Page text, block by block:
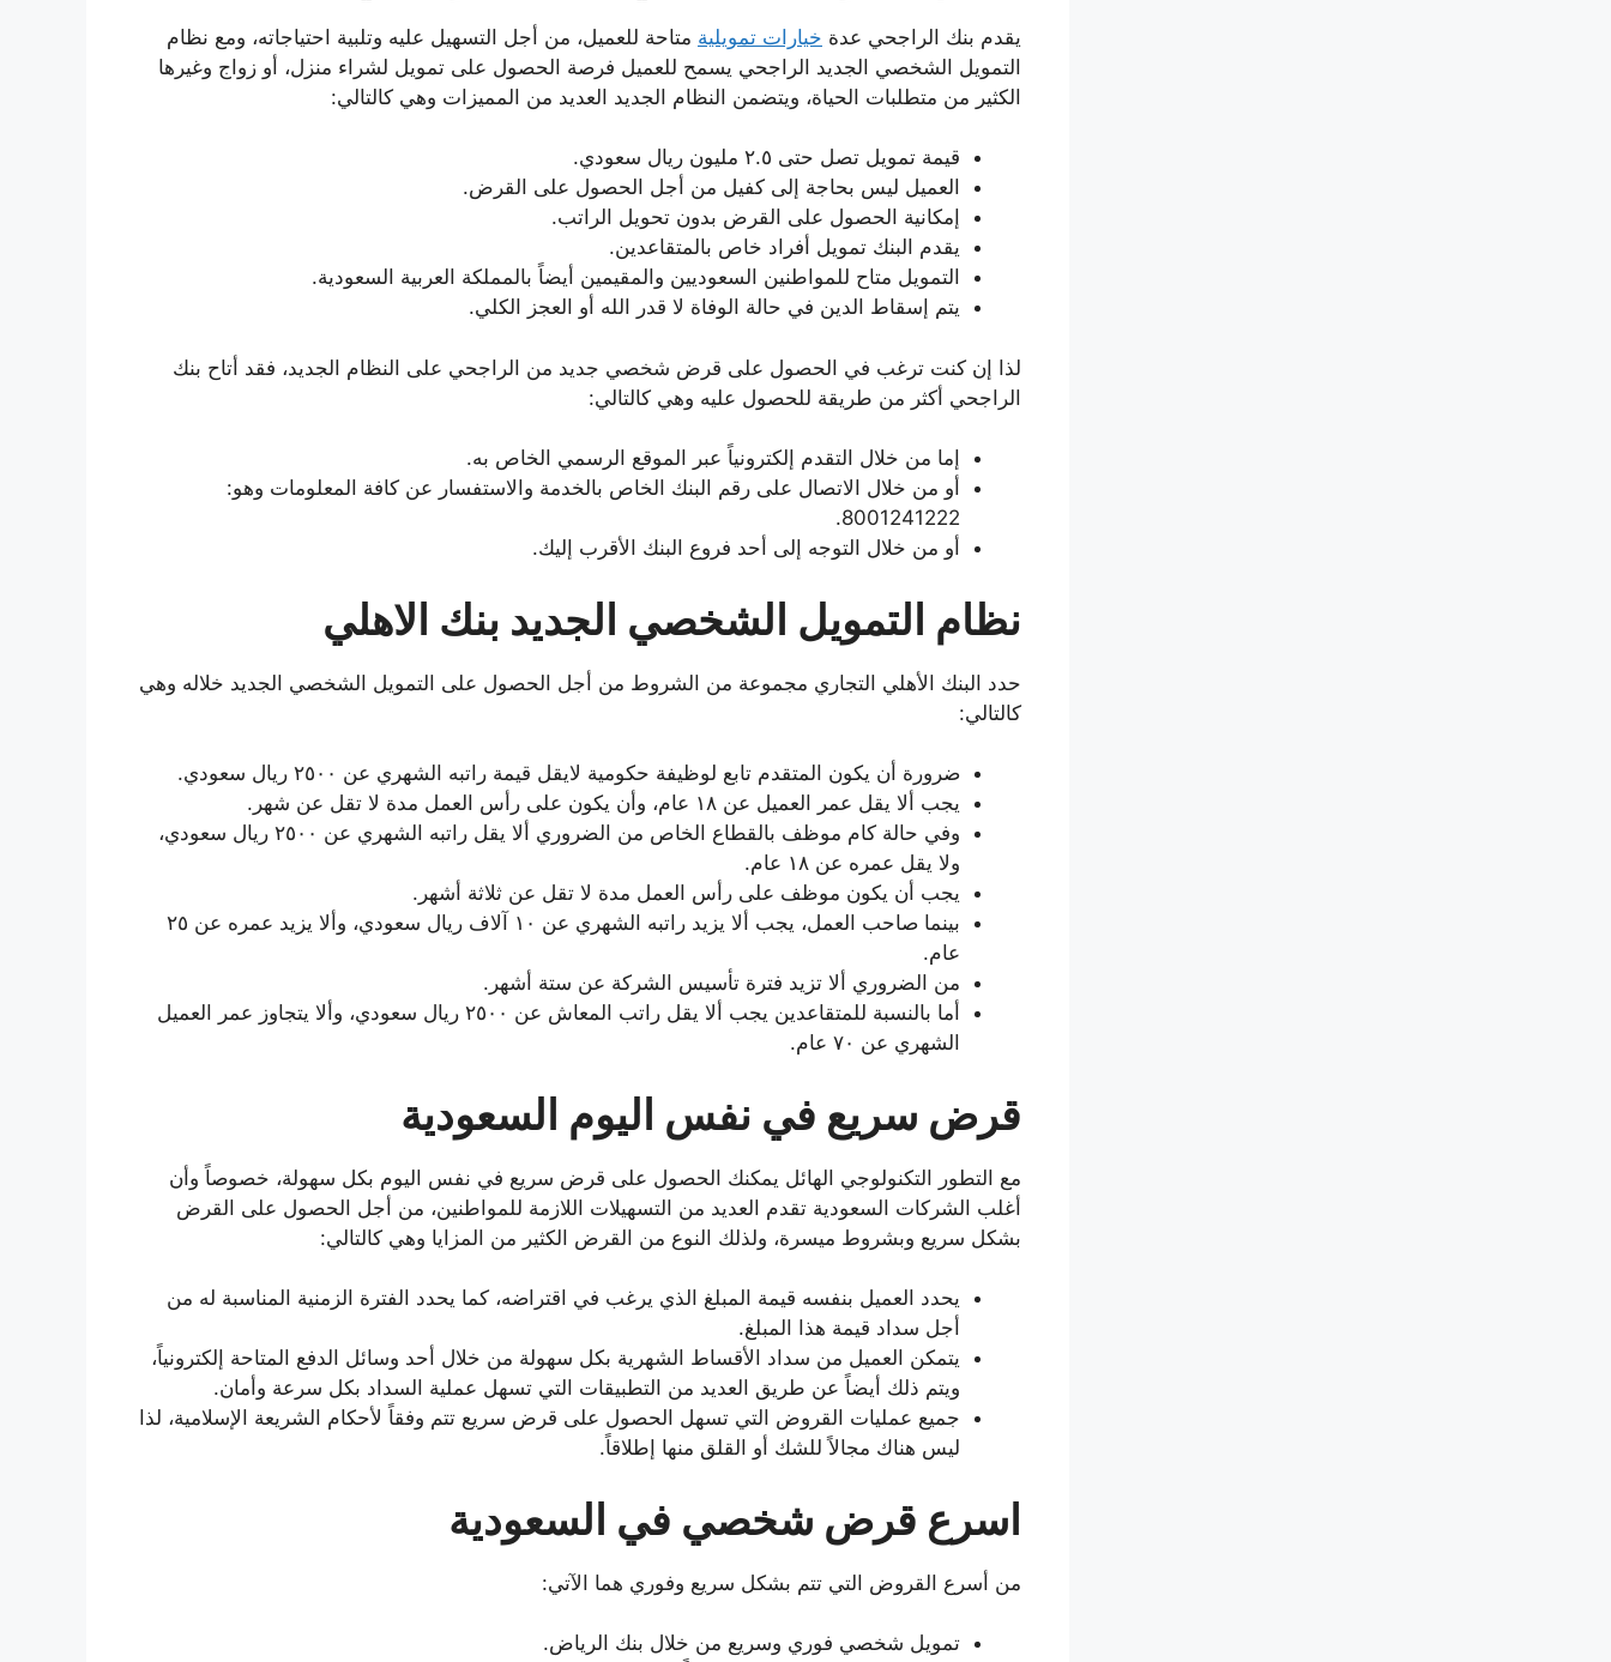
يقدم بنك الراجحي عدة خيارات تمويلية متاحة للعميل، من أجل التسهيل عليه وتلبية احتياجاته، ومع نظام
التمويل الشخصي الجديد الراجحي يسمح للعميل فرصة الحصول على تمويل لشراء منزل، أو زواج وغيرها
الكثير من متطلبات الحياة، ويتضمن النظام الجديد العديد من المميزات وهي كالتالي:
قيمة تمويل تصل حتى ٢.٥ مليون ريال سعودي.
العميل ليس بحاجة إلى كفيل من أجل الحصول على القرض.
إمكانية الحصول على القرض بدون تحويل الراتب.
يقدم البنك تمويل أفراد خاص بالمتقاعدين.
التمويل متاح للمواطنين السعوديين والمقيمين أيضاً بالمملكة العربية السعودية.
يتم إسقاط الدين في حالة الوفاة لا قدر الله أو العجز الكلي.
لذا إن كنت ترغب في الحصول على قرض شخصي جديد من الراجحي على النظام الجديد، فقد أتاح بنك
الراجحي أكثر من طريقة للحصول عليه وهي كالتالي:
إما من خلال التقدم إلكترونياً عبر الموقع الرسمي الخاص به.
أو من خلال الاتصال على رقم البنك الخاص بالخدمة والاستفسار عن كافة المعلومات وهو:
8001241222.
أو من خلال التوجه إلى أحد فروع البنك الأقرب إليك.
نظام التمويل الشخصي الجديد بنك الاهلي
حدد البنك الأهلي التجاري مجموعة من الشروط من أجل الحصول على التمويل الشخصي الجديد خلاله وهي
كالتالي:
ضرورة أن يكون المتقدم تابع لوظيفة حكومية لايقل قيمة راتبه الشهري عن ٢٥٠٠ ريال سعودي.
يجب ألا يقل عمر العميل عن ١٨ عام، وأن يكون على رأس العمل مدة لا تقل عن شهر.
وفي حالة كام موظف بالقطاع الخاص من الضروري ألا يقل راتبه الشهري عن ٢٥٠٠ ريال سعودي،
ولا يقل عمره عن ١٨ عام.
يجب أن يكون موظف على رأس العمل مدة لا تقل عن ثلاثة أشهر.
بينما صاحب العمل، يجب ألا يزيد راتبه الشهري عن ١٠ آلاف ريال سعودي، وألا يزيد عمره عن ٢٥
عام.
من الضروري ألا تزيد فترة تأسيس الشركة عن ستة أشهر.
أما بالنسبة للمتقاعدين يجب ألا يقل راتب المعاش عن ٢٥٠٠ ريال سعودي، وألا يتجاوز عمر العميل
الشهري عن ٧٠ عام.
قرض سريع في نفس اليوم السعودية
مع التطور التكنولوجي الهائل يمكنك الحصول على قرض سريع في نفس اليوم بكل سهولة، خصوصاً وأن
أغلب الشركات السعودية تقدم العديد من التسهيلات اللازمة للمواطنين، من أجل الحصول على القرض
بشكل سريع وبشروط ميسرة، ولذلك النوع من القرض الكثير من المزايا وهي كالتالي:
يحدد العميل بنفسه قيمة المبلغ الذي يرغب في اقتراضه، كما يحدد الفترة الزمنية المناسبة له من
أجل سداد قيمة هذا المبلغ.
يتمكن العميل من سداد الأقساط الشهرية بكل سهولة من خلال أحد وسائل الدفع المتاحة إلكترونياً،
ويتم ذلك أيضاً عن طريق العديد من التطبيقات التي تسهل عملية السداد بكل سرعة وأمان.
جميع عمليات القروض التي تسهل الحصول على قرض سريع تتم وفقاً لأحكام الشريعة الإسلامية، لذا
ليس هناك مجالاً للشك أو القلق منها إطلاقاً.
اسرع قرض شخصي في السعودية
من أسرع القروض التي تتم بشكل سريع وفوري هما الآتي:
تمويل شخصي فوري وسريع من خلال بنك الرياض.